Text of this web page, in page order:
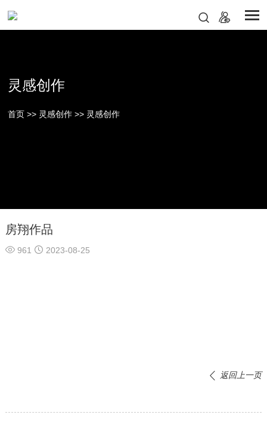
灵感创作
首页 >> 灵感创作 >> 灵感创作
房翔作品
961 2023-08-25
返回上一页